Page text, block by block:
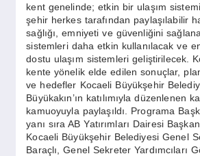
kent genelinde; etkin bir ulaşım
şehir herkes tarafından paylaşılabilir
sağlığı, emniyeti ve güvenliğini
sistemleri daha etkin kullanılacak ve
dostu ulaşım sistemleri geliştirilecek.
kente yönelik elde edilen sonuçlar,
ve hedefler Kocaeli Büyükşehir
Büyükakın’ın katılımıyla düzenlenen
kamuoyuyla paylaşıldı. Programa
yanı sıra AB Yatırımları Dairesi
Kocaeli Büyükşehir Belediyesi Genel
Baraçlı, Genel Sekreter Yardımcıları